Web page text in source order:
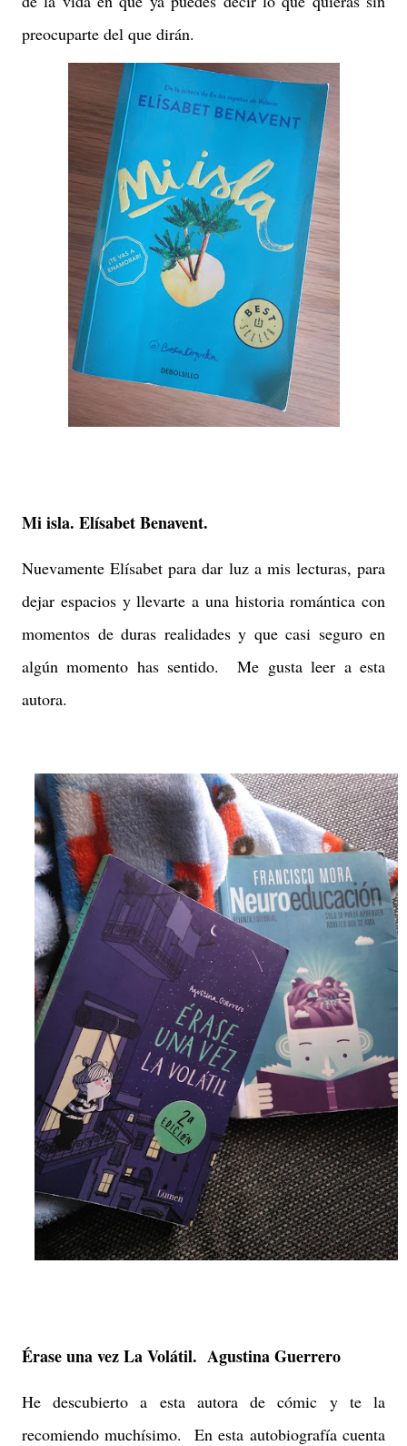
preocuparte del que dirán.
Mi isla. Elísabet Benavent.
Nuevamente Elísabet para dar luz a mis lecturas, para
dejar espacios y llevarte a una historia romántica con
momentos de duras realidades y que casi seguro en
algún momento has sentido. Me gusta leer a esta
autora.
Érase una vez La Volátil. Agustina Guerrero
He descubierto a esta autora de cómic y te la
recomiendo muchísimo. En esta autobiografía cuenta